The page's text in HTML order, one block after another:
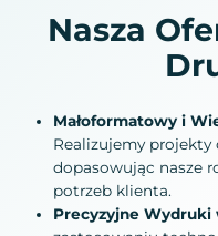
Nasza
Małoformatowy i
Realizujemy projekty
dopasowując nasze
potrzeb klienta.
Precyzyjne Wydruki